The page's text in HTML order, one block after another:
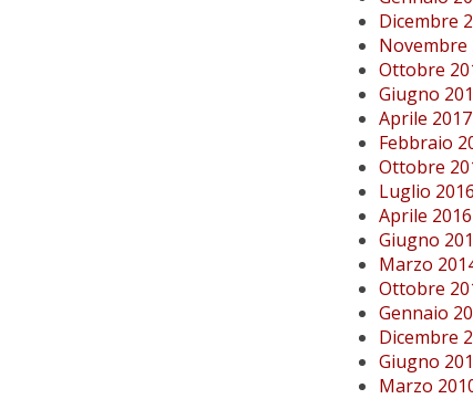
Dicembre
Novembre
Ottobre
Giugno
Aprile 2017
Febbraio
Ottobre
Luglio 2016
Aprile 2016
Giugno
Marzo
Ottobre
Gennaio
Dicembre
Giugno
Marzo